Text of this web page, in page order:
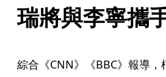
瑞將與李寧攜
綜合《CNN》《BBC》報導，